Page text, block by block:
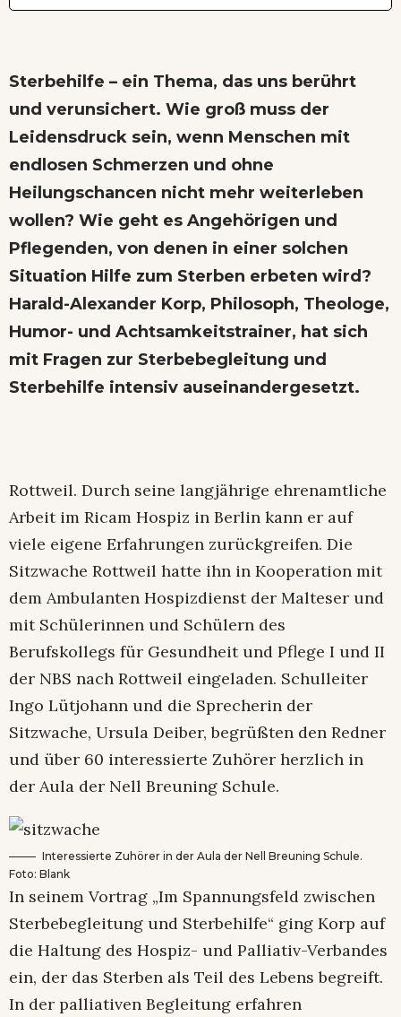
Sterbehilfe – ein Thema, das uns berührt
und verunsichert. Wie groß muss der
Leidensdruck sein, wenn Menschen mit
endlosen Schmerzen und ohne
Heilungschancen nicht mehr weiterleben
wollen? Wie geht es Angehörigen und
Pflegenden, von denen in einer solchen
Situation Hilfe zum Sterben erbeten wird?
Harald-Alexander Korp, Philosoph, Theologe,
Humor- und Achtsamkeitstrainer, hat sich
mit Fragen zur Sterbebegleitung und
Sterbehilfe intensiv auseinandergesetzt.
Rottweil. Durch seine langjährige ehrenamtliche
Arbeit im Ricam Hospiz in Berlin kann er auf
viele eigene Erfahrungen zurückgreifen. Die
Sitzwache Rottweil hatte ihn in Kooperation mit
dem Ambulanten Hospizdienst der Malteser und
mit Schülerinnen und Schülern des
Berufskollegs für Gesundheit und Pflege I und II
der NBS nach Rottweil eingeladen. Schulleiter
Ingo Lütjohann und die Sprecherin der
Sitzwache, Ursula Deiber, begrüßten den Redner
und über 60 interessierte Zuhörer herzlich in
der Aula der Nell Breuning Schule.
Interessierte Zuhörer in der Aula der Nell Breuning Schule.
Foto: Blank
In seinem Vortrag „Im Spannungsfeld zwischen
Sterbebegleitung und Sterbehilfe“ ging Korp auf
die Haltung des Hospiz- und Palliativ-Verbandes
ein, der das Sterben als Teil des Lebens begreift.
In der palliativen Begleitung erfahren